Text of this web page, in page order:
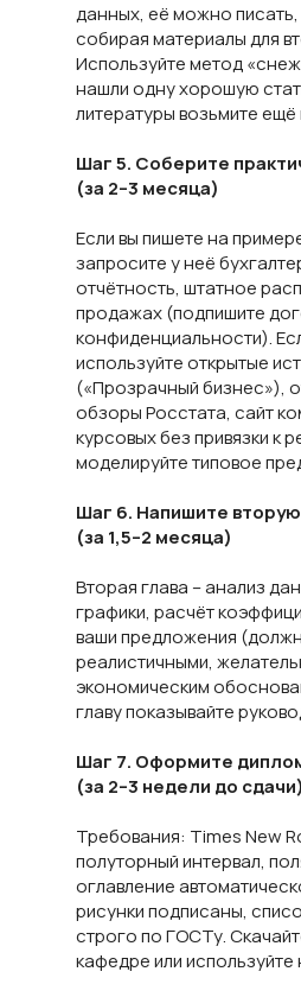
данных, её можно
собирая материалы для
Используйте метод
нашли одну хорошую
литературы возьмите ещё
Шаг 5. Соберите
(за 2–3 месяца)
Если вы пишете на
запросите у неё
отчётность, штатное
продажах (подпишите
конфиденциальности).
используйте открытые
(«Прозрачный бизнес»),
обзоры Росстата, сайт
курсовых без привязки к
моделируйте типовое
Шаг 6. Напишите
(за 1,5–2 месяца)
Вторая глава – анализ
графики, расчёт
ваши предложения
реалистичными,
экономическим
главу показывайте
Шаг 7. Оформите
(за 2–3 недели до сдачи)
Требования: Times New
полуторный интервал,
оглавление
рисунки подписаны,
строго по ГОСТу.
кафедре или